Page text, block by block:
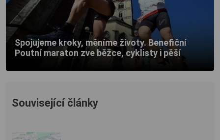
Spojujeme kroky, měníme životy. Benefiční
Poutní maraton zve běžce, cyklisty i pěší
Související články